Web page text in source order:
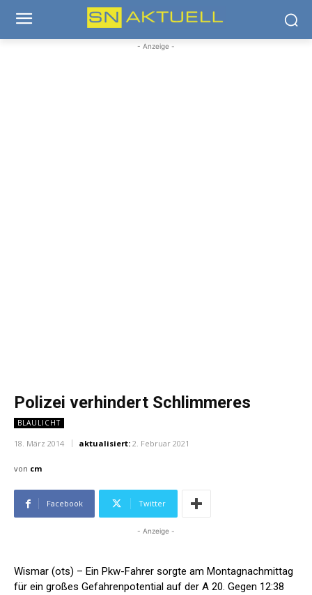
- Anzeige -
Polizei verhindert Schlimmeres
BLAULICHT
18. März 2014 aktualisiert: 2. Februar 2021
von cm
Facebook Twitter
- Anzeige -
Wismar (ots) – Ein Pkw-Fahrer sorgte am Montagnachmittag
für ein großes Gefahrenpotential auf der A 20. Gegen 12:38